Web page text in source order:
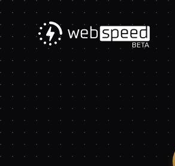
BETA